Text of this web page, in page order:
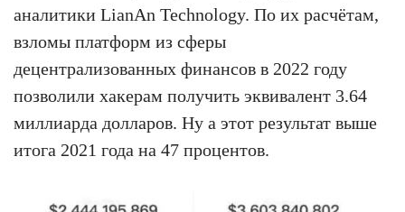
аналитики LianAn Technology. По их расчётам,
взломы платформ из сферы
децентрализованных финансов в 2022 году
позволили хакерам получить эквивалент 3.64
миллиарда долларов. Ну а этот результат выше
итога 2021 года на 47 процентов.